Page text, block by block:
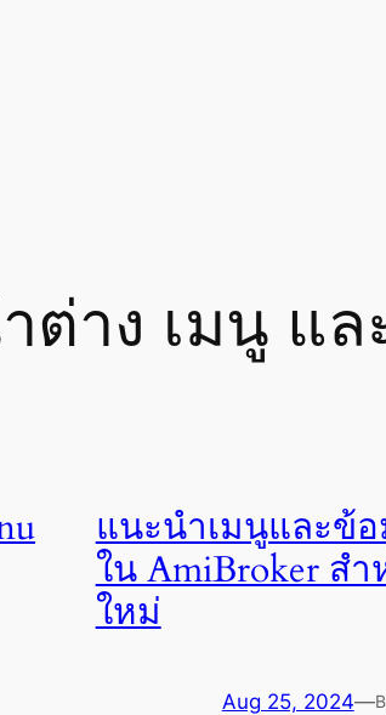
ต่าง เมนู แล
แนะนำเมนูและข้
ใน AmiBroker ส
ใหม่
Aug 25, 2024—